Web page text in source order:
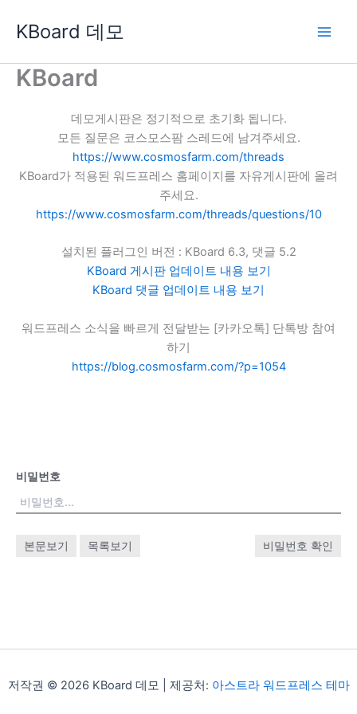
로
KBoard 데모
KBoard
데모게시판은 정기적으로 초기화 됩니다.
모든 질문은 코스모스팜 스레드에 남겨주세요.
https://www.cosmosfarm.com/threads
KBoard가 적용된 워드프레스 홈페이지를 자유게시판에 올려
주세요.
https://www.cosmosfarm.com/threads/questions/10
설치된 플러그인 버전 : KBoard 6.3, 댓글 5.2
KBoard 게시판 업데이트 내용 보기
KBoard 댓글 업데이트 내용 보기
워드프레스 소식을 빠르게 전달받는 [카카오톡] 단톡방 참여
하기
https://blog.cosmosfarm.com/?p=1054
비밀번호
본문보기 목록보기 비밀번호 확인
저작권 © 2026 KBoard 데모 | 제공처: 아스트라 워드프레스 테마